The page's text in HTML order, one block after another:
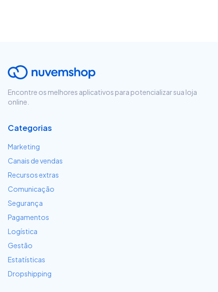
Encontre os melhores aplicativos para potencializar sua loja
online.
Categorias
Marketing
Canais de vendas
Recursos extras
Comunicação
Segurança
Pagamentos
Logística
Gestão
Estatísticas
Dropshipping